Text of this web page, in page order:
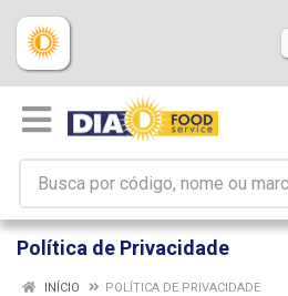
Política de Privacidade
INÍCIO POLÍTICA DE PRIVACIDADE